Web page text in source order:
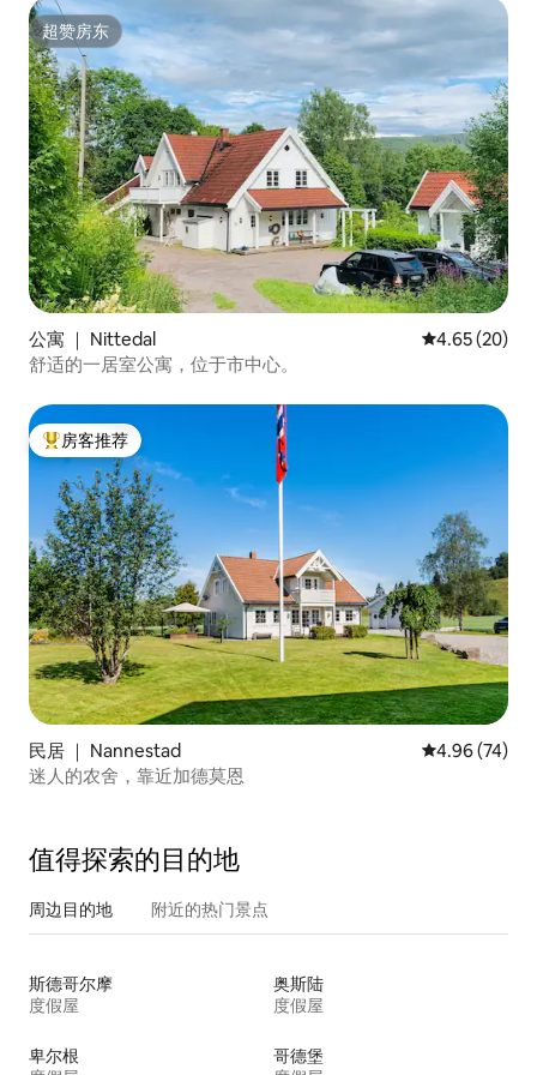
超赞房东
超赞房东
公寓 ｜ Nittedal 平均评分
4.65 (20)
舒适的一居室公寓，位于市中心。
热门「房客推荐」
房客推荐
民居 ｜ Nannestad 平均评分
4.96 (74)
迷人的农舍，靠近加德莫恩
值得探索的目的地
周边目的地 附近的热门景点
斯德哥尔摩
度假屋
奥斯陆
度假屋
卑尔根
哥德堡